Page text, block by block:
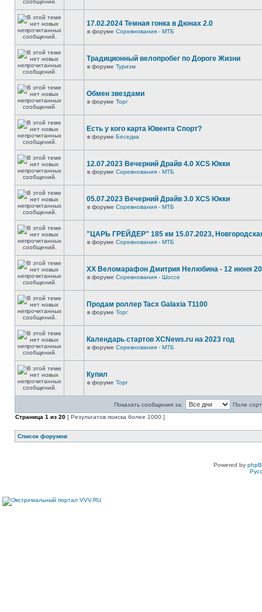
17.02.2024 Темная гонка в Дюнах 2.0
в форуме Соревнования - МТБ
Традиционный велопробег по Дороге Жизни
в форуме Туризм
Обмен звездами
в форуме Торг
Есть у кого карта Ювента Спорт?
в форуме Беседка
12.07.2023 Вечерний Драйв 4.0 XCS Юкки
в форуме Соревнования - МТБ
05.07.2023 Вечерний Драйв 3.0 XCS Юкки
в форуме Соревнования - МТБ
"ЦАРЬ ГРЕЙДЕР" 185 км 15.07.2023,
в форуме Соревнования - МТБ
XX Веломарафон Дмитрия Нелюбина - 12 июня
в форуме Соревнования - Шоссе
Продам роллер Tacx Galaxia T1100
в форуме Торг
Календарь стартов XCNews.ru на 2023 год
в форуме Соревнования - МТБ
Купил
в форуме Торг
Показать сообщения за:
Поле
Страница 1 из 20 [ Результатов поиска более 1000 ]
Список форумов
Powered by